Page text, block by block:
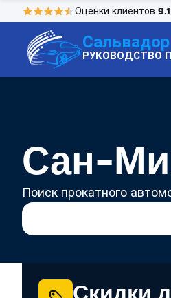
Оценки клиентов 9.1
Сальвадор
РУКОВОДСТВО
Сан-
Поиск прокатного